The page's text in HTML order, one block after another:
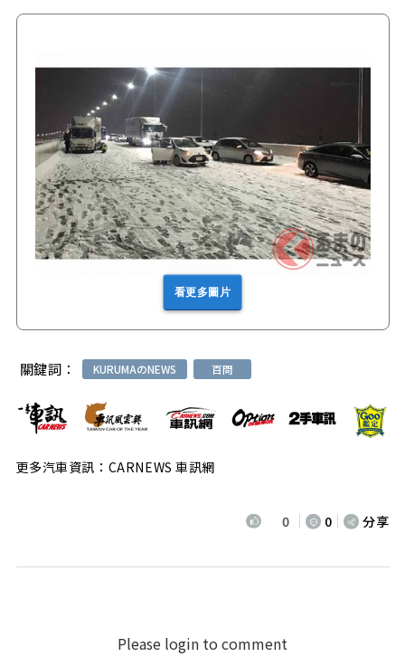
看更多圖片
關鍵詞： KURUMAのNEWS 百問
更多汽車資訊：CARNEWS 車訊網
0 0 分享
Please login to comment